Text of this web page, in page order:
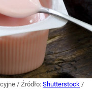
/ Źródło: Shutterstock /